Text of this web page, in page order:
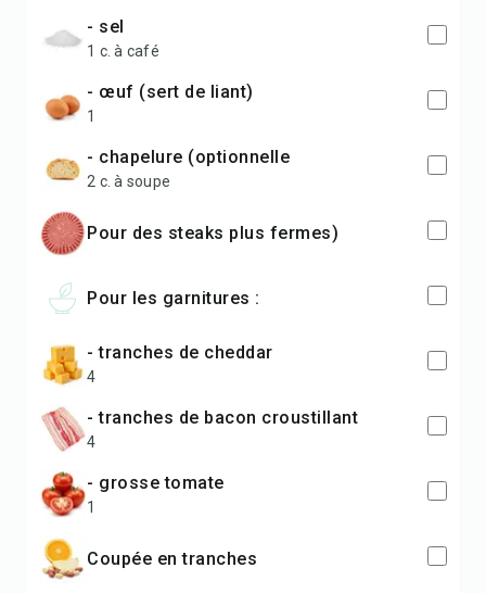
- sel
1 c. à café
- œuf (sert de liant)
1
- chapelure (optionnelle
2 c. à soupe
pour des steaks plus fermes)
Pour les garnitures :
- tranches de cheddar
4
- tranches de bacon croustillant
4
- grosse tomate
1
coupée en tranches